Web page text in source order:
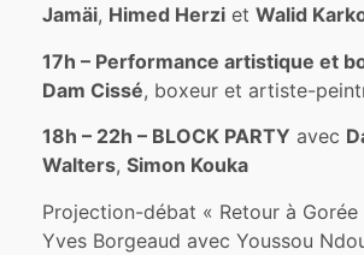
Jamäi, Himed Herzi etWalid
17h – Performance artistique et
Dam Cissé, boxeur et artiste-
18h – 22h – BLOCK PARTY avec
Walters,Simon Kouka
Projection-débat « Retour à
Yves Borgeaud avec Youssou